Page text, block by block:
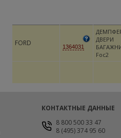
FORD 1364031
ДВЕРИ
Foc2
КОНТАКТНЫЕ ДАННЫЕ
8 800 500 33 47
8 (495) 374 95 60